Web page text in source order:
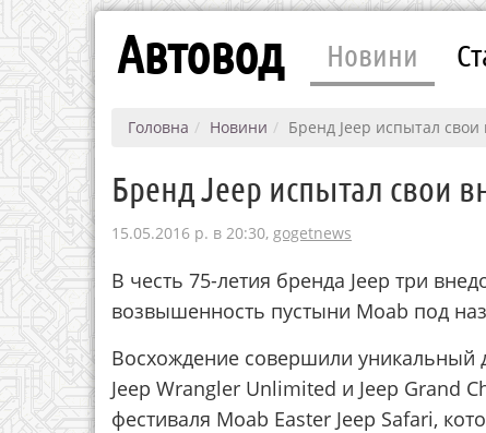
Автовод Новини
Головна Новини Бренд Jeep испытал
Бренд Jeep испытал свои
15.05.2016 р. в 20:30, gogetnews
В честь 75-летия бренда Jeep три
возвышенность пустыни Moab под
Восхождение совершили уникальный
Jeep Wrangler Unlimited и Jeep Grand
фестиваля Moab Easter Jeep Safari,